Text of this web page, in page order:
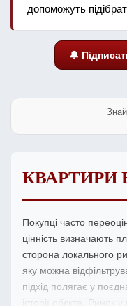
допоможуть
🔔
КВАРТИРИ
Покупці часто
цінність визначають
сторона локального
яку можна
підхід полягає у
історії обєкта. Ринок